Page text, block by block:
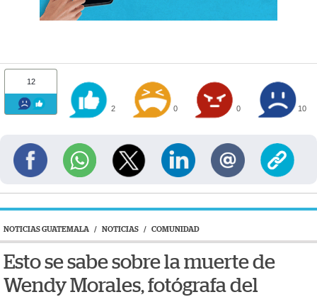
12
2 0 0 10
NOTICIAS GUATEMALA / NOTICIAS / COMUNIDAD
Esto se sabe sobre la muerte de
Wendy Morales, fotógrafa del